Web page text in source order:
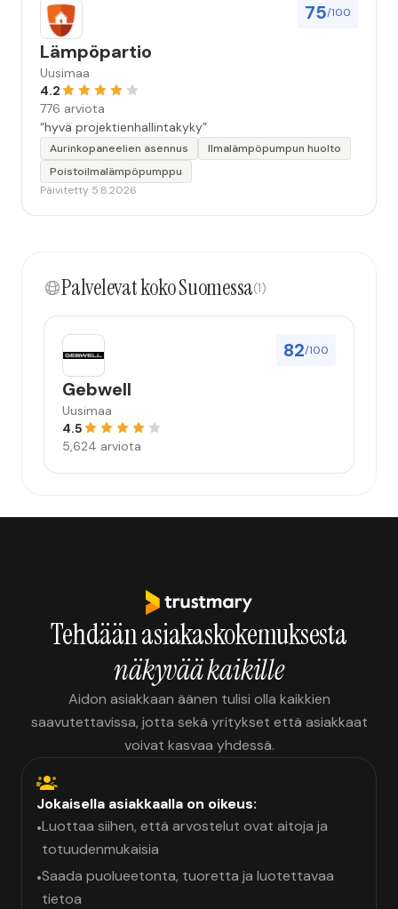
75/100
Lämpöpartio
Uusimaa
4.2
776 arviota
“hyvä projektienhallintakyky”
Aurinkopaneelien asennus
Ilmalämpöpumpun huolto
Poistoilmalämpöpumppu
Päivitetty 5.8.2026
Palvelevat koko Suomessa(1)
82/100
Gebwell
Uusimaa
4.5
5,624 arviota
Tehdään asiakaskokemuksesta
näkyvää kaikille
Aidon asiakkaan äänen tulisi olla kaikkien
saavutettavissa, jotta sekä yritykset että asiakkaat
voivat kasvaa yhdessä.
Jokaisella asiakkaalla on oikeus:
•Luottaa siihen, että arvostelut ovat aitoja ja
totuudenmukaisia
•Saada puolueetonta, tuoretta ja luotettavaa
tietoa